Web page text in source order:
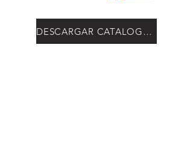
DESCARGAR CATALOGO 18 - 22